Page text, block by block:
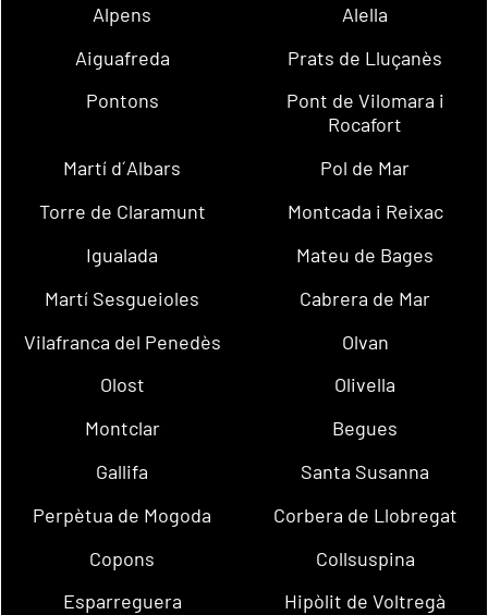
Alpens
Alella
Aiguafreda
Prats de Lluçanès
Pontons
Pont de Vilomara i
Rocafort
Martí d´Albars
Pol de Mar
Torre de Claramunt
Montcada i Reixac
Igualada
Mateu de Bages
Martí Sesgueioles
Cabrera de Mar
Vilafranca del Penedès
Olvan
Olost
Olivella
Montclar
Begues
Gallifa
Santa Susanna
Perpètua de Mogoda
Corbera de Llobregat
Copons
Collsuspina
Esparreguera
Hipòlit de Voltregà